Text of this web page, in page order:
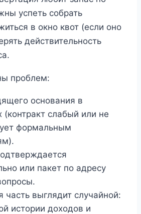
успеть собрать
в окно квот (если оно
действительность
проблем:
основания в
(контракт слабый или не
формальным
или пакет по адресу
часть выглядит случайной:
истории доходов и